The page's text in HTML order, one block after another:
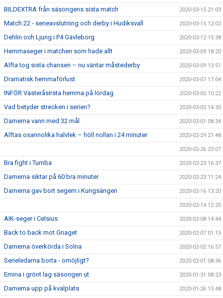
BILDEXTRA från säsongens sista match 2020-03-15 21:03
Match 22 - serieavslutning och derby i Hudiksvall 2020-03-15 12:02
Dehlin och Ljung i P4 Gävleborg 2020-03-12 15:38
Hemmaseger i matchen som hade allt 2020-03-09 18:20
Alfta tog sista chansen – nu väntar måstederby 2020-03-09 13:51
Dramatisk hemmaförlust 2020-03-07 17:04
INFÖR VästeråsIrsta hemma på lördag 2020-03-05 10:22
Vad betyder strecken i serien? 2020-03-02 14:30
Damerna vann med 32 mål 2020-03-01 08:34
Alftas osannolika halvlek – höll nollan i 24 minuter 2020-02-29 21:48
2020-02-26 23:07
Bra fight i Tumba 2020-02-23 16:37
Damerna siktar på 60 bra minuter 2020-02-23 11:24
Damerna gav bort segern i Kungsängen 2020-02-16 13:20
2020-02-14 12:25
AIK-seger i Celsius 2020-02-08 14:44
Back to back mot Gnaget 2020-02-07 01:15
Damerna överkörda i Solna 2020-02-02 16:57
Serieledarna borta - omöjligt? 2020-02-01 08:36
Emina i grönt lag säsongen ut 2020-01-31 08:23
Damerna upp på kvalplats 2020-01-26 15:48